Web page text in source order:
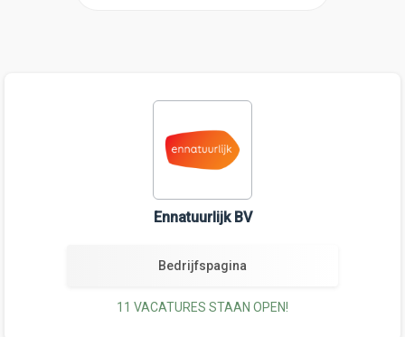
Ennatuurlijk BV
Bedrijfspagina
11 VACATURES STAAN OPEN!